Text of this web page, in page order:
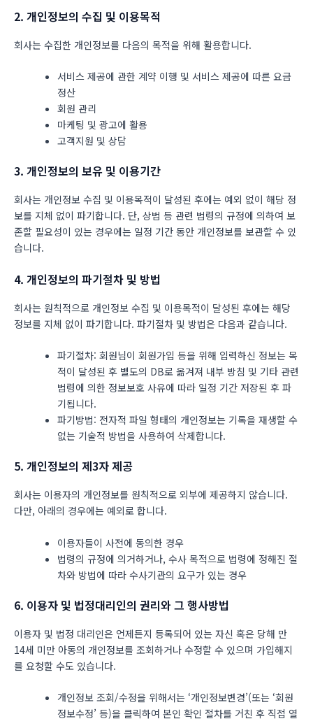
2. 개인정보의 수집 및 이용목적
회사는 수집한 개인정보를 다음의 목적을 위해 활용합니다.
서비스 제공에 관한 계약 이행 및 서비스 제공에 따른 요금
정산
회원 관리
마케팅 및 광고에 활용
고객지원 및 상담
3. 개인정보의 보유 및 이용기간
회사는 개인정보 수집 및 이용목적이 달성된 후에는 예외 없이 해당 정
보를 지체 없이 파기합니다. 단, 상법 등 관련 법령의 규정에 의하여 보
존할 필요성이 있는 경우에는 일정 기간 동안 개인정보를 보관할 수 있
습니다.
4. 개인정보의 파기절차 및 방법
회사는 원칙적으로 개인정보 수집 및 이용목적이 달성된 후에는 해당
정보를 지체 없이 파기합니다. 파기절차 및 방법은 다음과 같습니다.
파기절차: 회원님이 회원가입 등을 위해 입력하신 정보는 목
적이 달성된 후 별도의 DB로 옮겨져 내부 방침 및 기타 관련
법령에 의한 정보보호 사유에 따라 일정 기간 저장된 후 파
기됩니다.
파기방법: 전자적 파일 형태의 개인정보는 기록을 재생할 수
없는 기술적 방법을 사용하여 삭제합니다.
5. 개인정보의 제3자 제공
회사는 이용자의 개인정보를 원칙적으로 외부에 제공하지 않습니다.
다만, 아래의 경우에는 예외로 합니다.
이용자들이 사전에 동의한 경우
법령의 규정에 의거하거나, 수사 목적으로 법령에 정해진 절
차와 방법에 따라 수사기관의 요구가 있는 경우
6. 이용자 및 법정대리인의 권리와 그 행사방법
이용자 및 법정 대리인은 언제든지 등록되어 있는 자신 혹은 당해 만
14세 미만 아동의 개인정보를 조회하거나 수정할 수 있으며 가입해지
를 요청할 수도 있습니다.
개인정보 조회/수정을 위해서는 ‘개인정보변경’(또는 ‘회원
정보수정’ 등)을 클릭하여 본인 확인 절차를 거친 후 직접 열